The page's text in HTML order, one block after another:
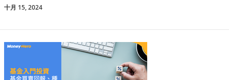
十月 15, 2024